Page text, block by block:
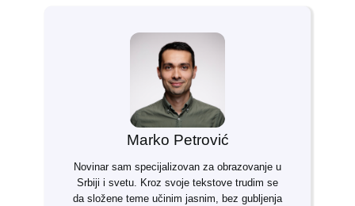
Marko Petrović
Novinar sam specijalizovan za obrazovanje u
Srbiji i svetu. Kroz svoje tekstove trudim se
da složene teme učinim jasnim, bez gubljenja